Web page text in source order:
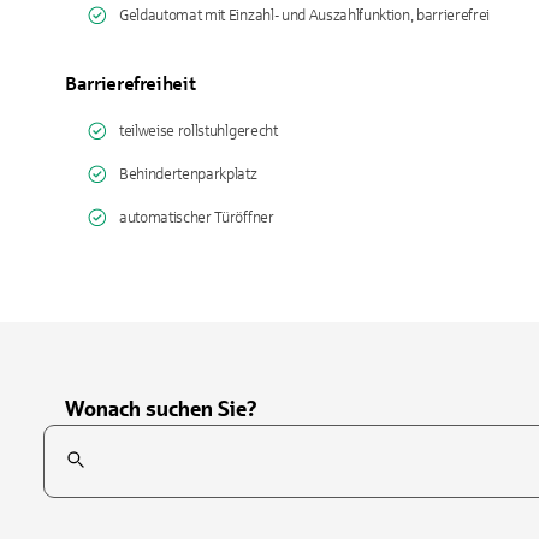
Geldautomat mit Einzahl- und Auszahlfunktion, barrierefrei
Barrierefreiheit
teilweise rollstuhlgerecht
Behindertenparkplatz
automatischer Türöffner
Wonach suchen Sie?
Suchfeld